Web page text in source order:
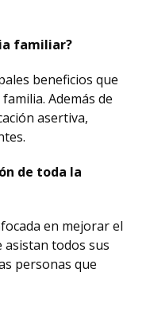
familiar?
beneficios que
Además de
asertiva,
de toda la
en mejorar el
todos sus
personas que